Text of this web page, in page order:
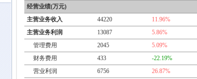
经营业绩(万元)
主营业务收入
44220 11.96%
主营业务利润
13087 5.86%
管理费用
2045 5.09%
财务费用
433 -22.19%
营业利润
6756 26.87%